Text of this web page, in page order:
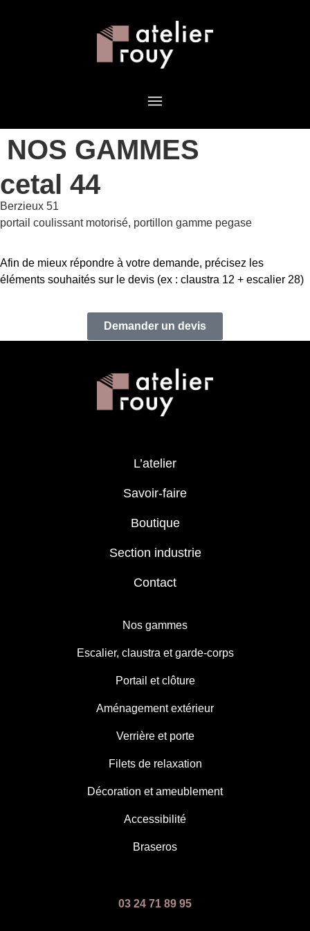
NOS GAMMES
cetal 44
Berzieux 51
portail coulissant motorisé, portillon gamme pegase
Afin de mieux répondre à votre demande, précisez les
éléments souhaités sur le devis (ex : claustra 12 + escalier 28)
Demander un devis
L’atelier
Savoir-faire
Boutique
Section industrie
Contact
Nos gammes
Escalier, claustra et garde-corps
Portail et clôture
Aménagement extérieur
Verrière et porte
Filets de relaxation
Décoration et ameublement
Accessibilité
Braseros
03 24 71 89 95